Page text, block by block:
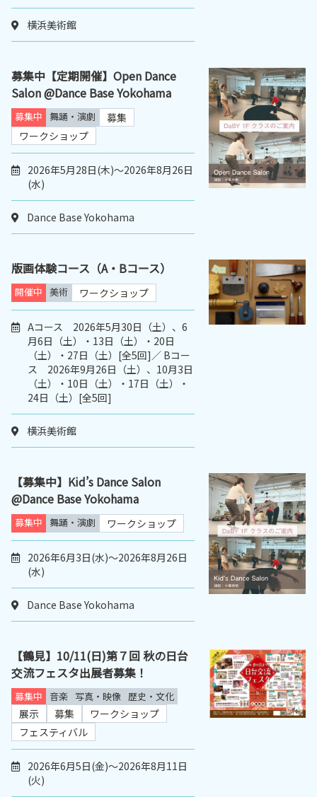
横浜美術館
募集中【定期開催】Open Dance
Salon @Dance Base Yokohama
募集中 舞踊・演劇
募集
ワークショップ
2026年5月28日(木)～2026年8月26日
(水)
Dance Base Yokohama
版画体験コース（A・Bコース）
開催中 美術 ワークショップ
Aコース 2026年5月30日（土）、6
月6日（土）・13日（土）・20日
（土）・27日（土）[全5回]／ Bコー
ス 2026年9月26日（土）、10月3日
（土）・10日（土）・17日（土）・
24日（土）[全5回]
横浜美術館
【募集中】Kid’s Dance Salon
@Dance Base Yokohama
募集中 舞踊・演劇 ワークショップ
2026年6月3日(水)～2026年8月26日
(水)
Dance Base Yokohama
【鶴見】10/11(日)第７回 秋の日台
交流フェスタ出展者募集！
募集中 音楽 写真・映像 歴史・文化
展示 募集
ワークショップ
フェスティバル
2026年6月5日(金)～2026年8月11日
(火)